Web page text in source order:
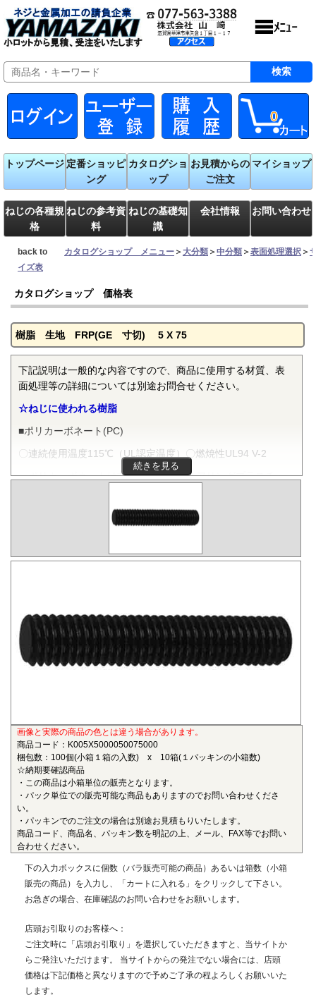
0
トップページ 定番ショッピ
ング
カタログショ
ップ
お見積からの
ご注文
マイショップ
ねじの各種規
格
ねじの参考資
料
ねじの基礎知
識
会社情報 お問い合わせ
back to カタログショップ メニュー ＞大分類 ＞中分類 ＞表面処理選択 ＞
イズ表
カタログショップ 価格表
樹脂 生地 FRP(GE 寸切) 5 X 75
下記説明は一般的な内容ですので、商品に使用する材質、表
面処理等の詳細については別途お問合せください。
☆ねじに使われる樹脂
■ポリカーボネート(PC)
〇連続使用温度115℃（UL認定温度）〇燃焼性UL94 V-2
ポリカーボネートは非晶性のエンジニアリングプラスチッ
どをバランスよく備え、かつ透明で自己消火性を示すことか
ら、電気・電子分野から自動車、医療分野にいたるまで、幅
■ポリフェニレンサルファイド(PPS)
す。優れた耐熱性を有し、高温度雰囲気中で長時間使用して
も物性劣化はほとんどありません。また、耐薬品性、機械的
特性、電気的特性、および寸法安定性にも優れ、電気・電子
部品、自動車部品、化学機械部品などに用いられています。
ポリアミドMXD6をベースポリマーとし、ガラス繊維50%で
強化した結晶性のエンジニアリングプラスチックです。エン
プラの中で最も大きい強度・弾性率を有し、耐油性や耐熱性
にも優れることから、金属の代替材料として自動車等輸送機
部品、一般機械、精密機械部品、電気・電子機器部品、土木
建築用部材などの用いられています。
■ポリエーテルエーテルケトン(PEEK)
半結晶性の最高級性能を有するスーパーエンジニアリング
プラスチックです。エンプラのなかでも最高レベルの耐薬品
す。また、耐熱性、耐摩耗性、耐燃性、耐加水分解性にも優
れ、OA機器分野、自動車分野、ICウェハキャリア、LCD製造
用治具などで用いられています。PEEKはVictrex plcの日本に
おける登録商標です。
続きを見る
画像と実際の商品の色とは違う場合があります。
商品コード：K005X5000050075000
梱包数：100個(小箱１箱の入数) x 10箱(１パッキンの小箱数)
☆納期要確認商品
・この商品は小箱単位の販売となります。
・パック単位での販売可能な商品もありますのでお問い合わせくださ
い。
・パッキンでのご注文の場合は別途お見積もりいたします。
商品コード、商品名、パッキン数を明記の上、メール、FAX等でお問い
合わせください。
下の入力ボックスに個数（バラ販売可能の商品）あるいは箱数（小箱
販売の商品）を入力し、「カートに入れる」をクリックして下さい。
お急ぎの場合、在庫確認のお問い合わせをお願いします。
店頭お引取りのお客様へ：
ご注文時に「店頭お引取り」を選択していただきますと、当サイトか
らご発注いただけます。 当サイトからの発注でない場合には、店頭
価格は下記価格と異なりますので予めご了承の程よろしくお願いいた
します。